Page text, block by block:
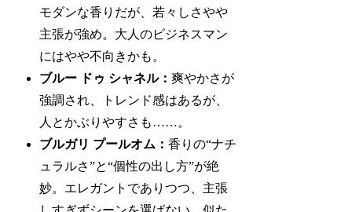
モダンな香りだが、若々しさやや
主張が強め。大人のビジネスマン
にはやや不向きかも。
ブルー ドゥ シャネル：爽やかさが
強調され、トレンド感はあるが、
人とかぶりやすさも……。
ブルガリ プールオム：香りの“ナチ
ュラルさ”と“個性の出し方”が絶
妙。エレガントでありつつ、主張